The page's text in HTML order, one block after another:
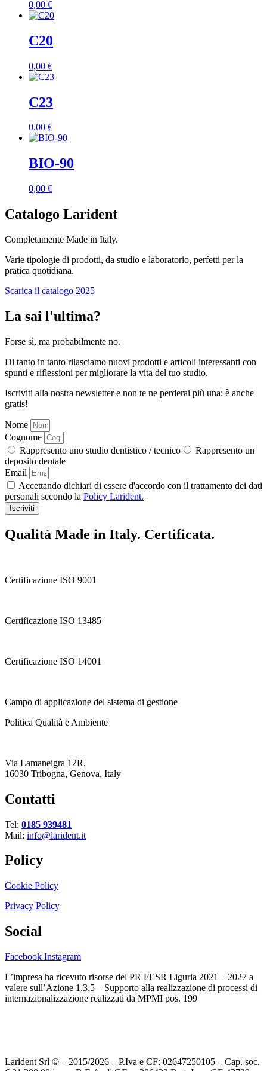
0,00 €
C20
0,00 €
C23
0,00 €
BIO-90
0,00 €
Catalogo Larident
Completamente Made in Italy.
Varie tipologie di prodotti, da studio e laboratorio, perfetti per la
pratica quotidiana.
Scarica il catalogo 2025
La sai l'ultima?
Forse sì, ma probabilmente no.
Di tanto in tanto rilasciamo nuovi prodotti e articoli interessanti con
spunti e riflessioni per migliorare la vita del tuo studio.
Iscriviti alla nostra newsletter e non te ne perderai più una: è anche
gratis!
Nome
Cognome
Rappresento uno studio dentistico / tecnico
Rappresento un
deposito dentale
Email
Accettando dichiari di essere d'accordo con il trattamento dei dati
personali secondo la Policy Larident.
Iscriviti
Qualità Made in Italy. Certificata.
Certificazione ISO 9001
Certificazione ISO 13485
Certificazione ISO 14001
Campo di applicazione del sistema di gestione
Politica Qualità e Ambiente
Via Lamaneigra 12R,
16030 Tribogna, Genova, Italy
Contatti
Tel: 0185 939481
Mail: info@larident.it
Policy
Cookie Policy
Privacy Policy
Social
Facebook Instagram
L’impresa ha ricevuto risorse del PR FESR Liguria 2021 – 2027 a
valere sull’Azione 1.3.5 – Supporto alla realizzazione di processi di
internazionalizzazione realizzati da MPMI pos. 199
Larident Srl © – 2015/2026 – P.Iva e CF: 02647250105 – Cap. soc.